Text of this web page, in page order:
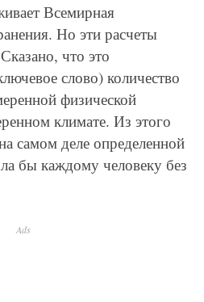
Всемирная
Но эти расчеты
что это
слово) количество
физической
климате. Из этого
самом деле определенной
бы каждому человеку без
Ads